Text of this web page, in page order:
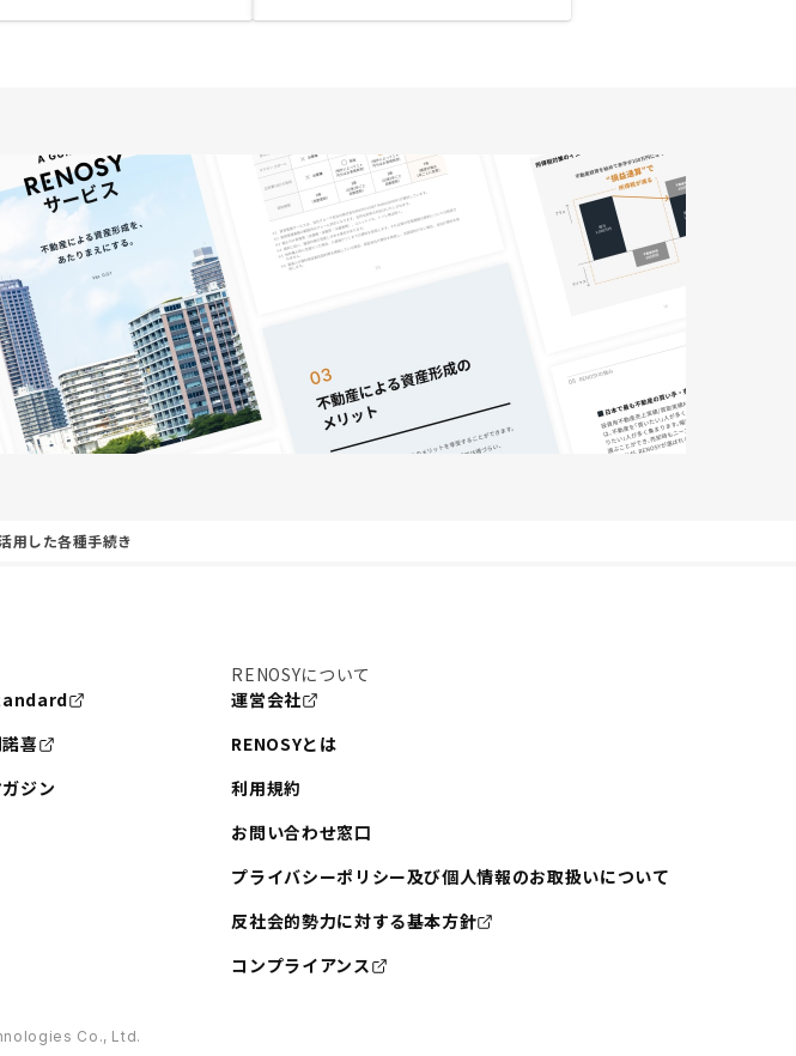
用した各種手続き
喜
ジン
RENOSYについて
運営会社
RENOSYとは
利用規約
お問い合わせ窓口
プライバシーポリシー及び個人情報のお取扱いについて
反社会的勢力に対する基本方針
コンプライアンス
Co., Ltd.